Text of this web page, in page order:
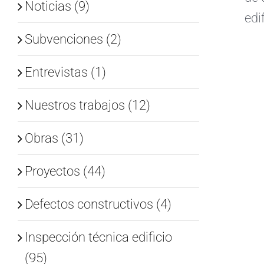
Noticias (9)
Subvenciones (2)
Entrevistas (1)
Nuestros trabajos (12)
Obras (31)
Proyectos (44)
Defectos constructivos (4)
Inspección técnica edificio
(95)